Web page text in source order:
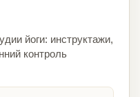
йоги: инструктажи,
контроль